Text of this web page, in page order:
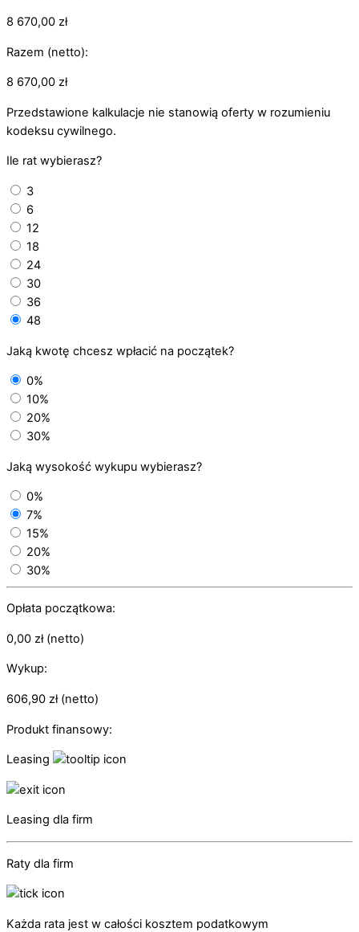
8 670,00 zł
Razem (netto):
8 670,00 zł
Przedstawione kalkulacje nie stanowią oferty w rozumieniu
kodeksu cywilnego.
Ile rat wybierasz?
3
6
12
18
24
30
36
48
Jaką kwotę chcesz wpłacić na początek?
0%
10%
20%
30%
Jaką wysokość wykupu wybierasz?
0%
7%
15%
20%
30%
Opłata początkowa:
0,00 zł(netto)
Wykup:
606,90 zł(netto)
Produkt finansowy:
Leasing
Leasing dla firm
Raty dla firm
Każda rata jest w całości kosztem podatkowym